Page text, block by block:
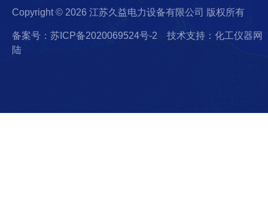
Copyright © 2026 江苏久益电力设备有限公司 版权所有
备案号：苏ICP备2020069524号-2
技术支持：化工仪器网
陆